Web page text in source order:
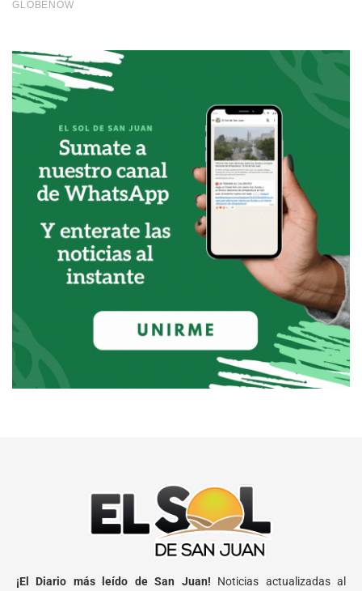
¡El Diario más leído de San Juan! Noticias actualizadas al